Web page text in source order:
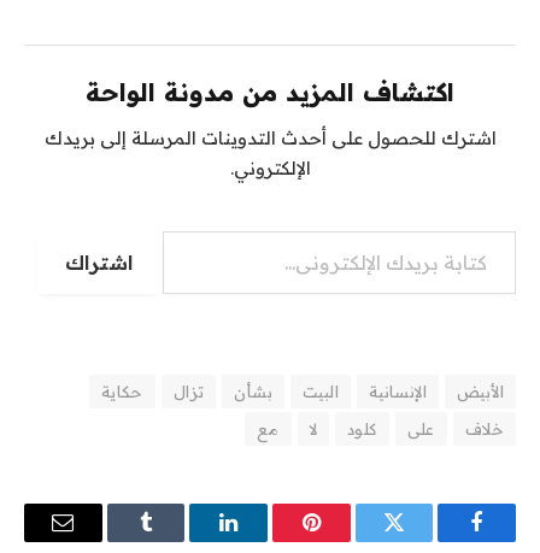
اكتشاف المزيد من مدونة الواحة
اشترك للحصول على أحدث التدوينات المرسلة إلى بريدك
الإلكتروني.
كتابة بريدك الإلكتروني...
اشتراك
الأبيض الإنسانية البيت بشأن تزال
حكاية
خلاف
على كلود لا مع
فيسبوك تويتر بينتيريستلينكدإن Tumblr
البريد